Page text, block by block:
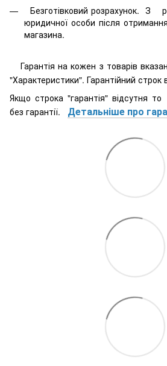
Безготівковий розрахунок. З
юридичної особи після
магазина.
Гарантія на кожен з товарів
"Характеристики". Гарантійний строк
Якщо строка "гарантія" відсутня
без гарантії. Детальніше про